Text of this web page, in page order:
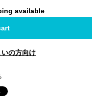
available
いの方向け